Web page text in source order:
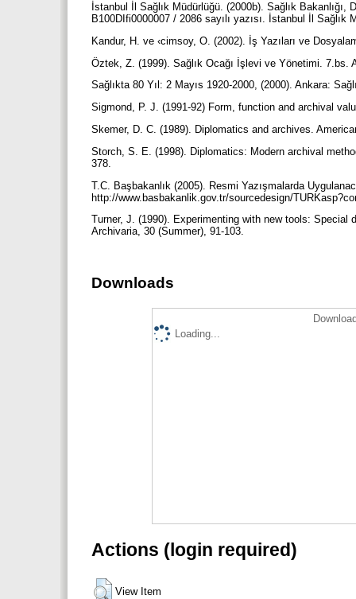
İstanbul İl Sağlık Müdürlüğü. (2000b). Sağlık
B100DIfi0000007 / 2086 sayılı yazısı. İstanbul İl
Kandur, H. ve ‹cimsoy, O. (2002). İş Yazıları ve
Öztek, Z. (1999). Sağlık Ocağı İşlevi ve Yönetimi. 7.bs.
Sağlıkta 80 Yıl: 2 Mayıs 1920-2000, (2000). Ankara:
Sigmond, P. J. (1991-92) Form, function and archival
Skemer, D. C. (1989). Diplomatics and archives.
Storch, S. E. (1998). Diplomatics: Modern archival
378.
T.C. Başbakanlık (2005). Resmi Yazışmalarda
http://www.basbakanlik.gov.tr/sourcedesign/
Turner, J. (1990). Experimenting with new tools:
Archivaria, 30 (Summer), 91-103.
Downloads
Loading...
Actions (login required)
View Item